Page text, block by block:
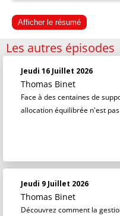
Afficher le résumé
Les autres épisodes
Jeudi 16 Juillet 2026
Thomas Binet
Face à des centaines de
allocation équilibrée n'est
Jeudi 9 Juillet 2026
Thomas Binet
Découvrez comment la